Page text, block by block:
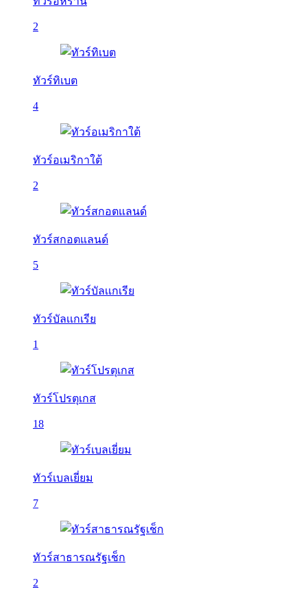
2
ทัวร์ทิเบต
4
ทัวร์อเมริกาใต้
2
ทัวร์สกอตแลนด์
5
ทัวร์บัลเเกเรีย
1
ทัวร์โปรตุเกส
18
ทัวร์เบลเยี่ยม
7
ทัวร์สาธารณรัฐเช็ก
2